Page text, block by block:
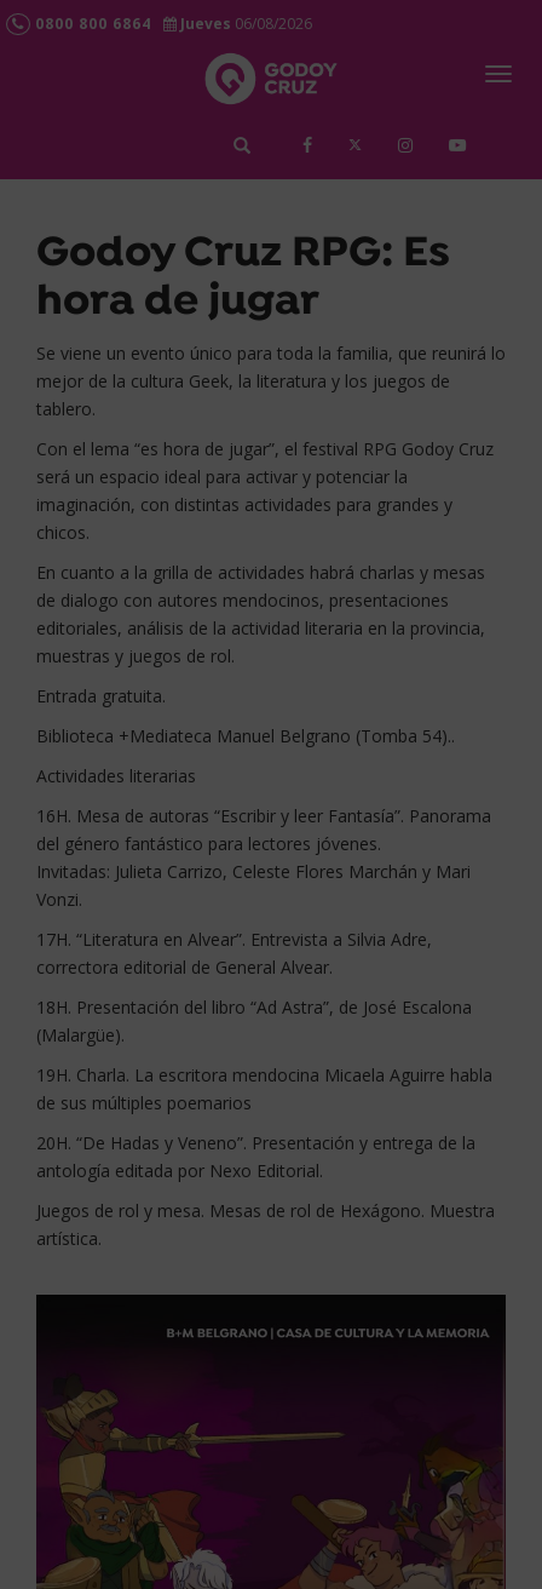
0800 800 6864 Jueves 06/08/2026
Godoy Cruz RPG: Es
hora de jugar
Se viene un evento único para toda la familia, que reunirá lo
mejor de la cultura Geek, la literatura y los juegos de
tablero.
Con el lema “es hora de jugar”, el festival RPG Godoy Cruz
será un espacio ideal para activar y potenciar la
imaginación, con distintas actividades para grandes y
chicos.
En cuanto a la grilla de actividades habrá charlas y mesas
de dialogo con autores mendocinos, presentaciones
editoriales, análisis de la actividad literaria en la provincia,
muestras y juegos de rol.
Entrada gratuita.
Biblioteca +Mediateca Manuel Belgrano (Tomba 54)..
Actividades literarias
16H. Mesa de autoras “Escribir y leer Fantasía”. Panorama
del género fantástico para lectores jóvenes.
Invitadas: Julieta Carrizo, Celeste Flores Marchán y Mari
Vonzi.
17H. “Literatura en Alvear”. Entrevista a Silvia Adre,
correctora editorial de General Alvear.
18H. Presentación del libro “Ad Astra”, de José Escalona
(Malargüe).
19H. Charla. La escritora mendocina Micaela Aguirre habla
de sus múltiples poemarios
20H. “De Hadas y Veneno”. Presentación y entrega de la
antología editada por Nexo Editorial.
Juegos de rol y mesa. Mesas de rol de Hexágono. Muestra
artística.